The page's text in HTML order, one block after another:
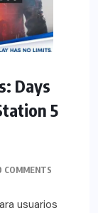
Days
5
COMMENTS
usuarios